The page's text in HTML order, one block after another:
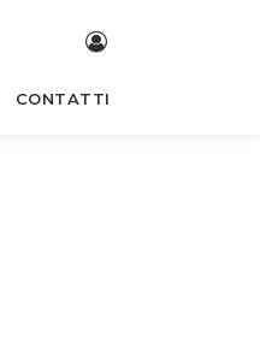
CONTATTI